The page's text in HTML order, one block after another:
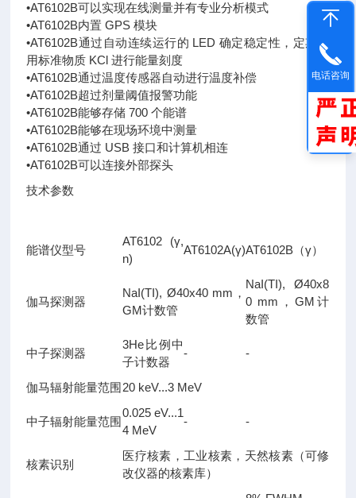
•AT6102B可以实现在线测量并有专业分析模式
•AT6102B内置 GPS 模块
•AT6102B通过自动连续运行的 LED 确定稳定性，定期应
用标准物质 KCl 进行能量刻度
•AT6102B通过温度传感器自动进行温度补偿
•AT6102B超过剂量阈值报警功能
•AT6102B能够存储 700 个能谱
•AT6102B能够在现场环境中测量
•AT6102B通过 USB 接口和计算机相连
•AT6102B可以连接外部探头
技术参数
能谱仪型号
АТ6102 (γ,
n)
AT6102A(γ)AT6102B（γ）
伽马探测器
NaI(TI), Ø40x40 mm，
GM计数管
NaI(TI), Ø40x8
0 mm，GM计
数管
中子探测器
3He比例中
子计数器
- -
伽马辐射能量范围20 keV...3 MeV
中子辐射能量范围
0.025 eV...1
4 MeV
- -
核素识别
医疗核素，工业核素，天然核素（可修
改仪器的核素库）
电话咨询